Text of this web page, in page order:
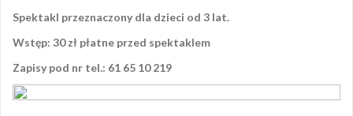
Spektakl przeznaczony dla dzieci od 3 lat.
Wstęp: 30 zł płatne przed spektaklem
Zapisy pod nr tel.: 61 65 10 219